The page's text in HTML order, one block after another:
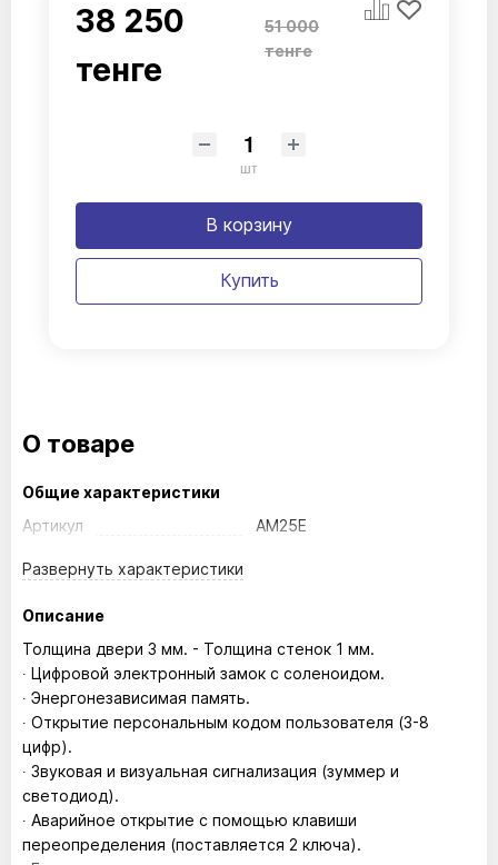
38 250
тенге
51 000
тенге
шт
В корзину
Купить
О товаре
Общие характеристики
Артикул
AM25E
Развернуть характеристики
Описание
Толщина двери 3 мм. - Толщина стенок 1 мм.
∙ Цифровой электронный замок с соленоидом.
∙ Энергонезависимая память.
∙ Открытие персональным кодом пользователя (3-8
цифр).
∙ Звуковая и визуальная сигнализация (зуммер и
светодиод).
∙ Аварийное открытие с помощью клавиши
переопределения (поставляется 2 ключа).